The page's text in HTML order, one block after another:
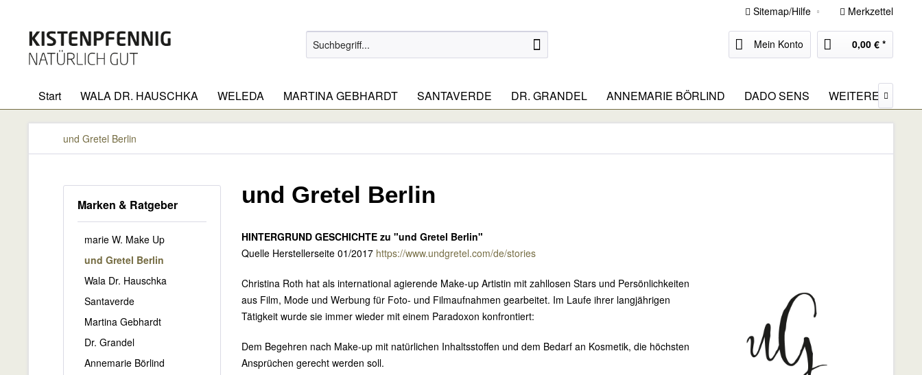
Sitemap/Hilfe Merkzettel
Mein Konto 0,00 € *
Start WALA DR. HAUSCHKA WELEDA MARTINA GEBHARDT SANTAVERDE DR. GRANDEL ANNEMARIE BÖRLIND DADO SENS WEITERE 
und Gretel Berlin
Marken & Ratgeber
marie W. Make Up
und Gretel Berlin
Wala Dr. Hauschka
Santaverde
Martina Gebhardt
Dr. Grandel
Annemarie Börlind
und Gretel Berlin
HINTERGRUND GESCHICHTE zu "und Gretel Berlin"
Quelle Herstellerseite 01/2017 https://www.undgretel.com/de/stories
Christina Roth hat als international agierende Make-up Artistin mit zahllosen Stars und Persönlichkeiten
aus Film, Mode und Werbung für Foto- und Filmaufnahmen gearbeitet. Im Laufe ihrer langjährigen
Tätigkeit wurde sie immer wieder mit einem Paradoxon konfrontiert:
Dem Begehren nach Make-up mit natürlichen Inhaltsstoffen und dem Bedarf an Kosmetik, die höchsten
Ansprüchen gerecht werden soll.